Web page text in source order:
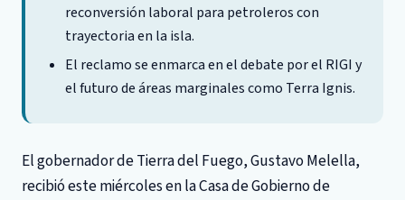
reconversión laboral para petroleros con
trayectoria en la isla.
El reclamo se enmarca en el debate por el RIGI y
el futuro de áreas marginales como Terra Ignis.
El gobernador de Tierra del Fuego, Gustavo Melella,
recibió este miércoles en la Casa de Gobierno de